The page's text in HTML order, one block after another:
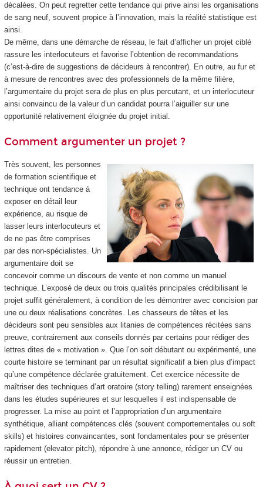
décalées. On peut regretter cette tendance qui prive ainsi les organisations
de sang neuf, souvent propice à l’innovation, mais la réalité statistique est
ainsi.
De même, dans une démarche de réseau, le fait d’afficher un projet ciblé
rassure les interlocuteurs et favorise l’obtention de recommandations
(c’est-à-dire de suggestions de décideurs à rencontrer). En outre, au fur et
à mesure de rencontres avec des professionnels de la même filière,
l’argumentaire du projet sera de plus en plus percutant, et un interlocuteur
ainsi convaincu de la valeur d’un candidat pourra l’aiguiller sur une
opportunité relativement éloignée du projet initial.
Comment argumenter un projet ?
Très souvent, les personnes
de formation scientifique et
technique ont tendance à
exposer en détail leur
expérience, au risque de
lasser leurs interlocuteurs et
de ne pas être comprises
par des non-spécialistes. Un
argumentaire doit se
concevoir comme un discours de vente et non comme un manuel
technique. L’exposé de deux ou trois qualités principales crédibilisant le
projet suffit généralement, à condition de les démontrer avec concision par
une ou deux réalisations concrètes. Les chasseurs de têtes et les
décideurs sont peu sensibles aux litanies de compétences récitées sans
preuve, contrairement aux conseils donnés par certains pour rédiger des
lettres dites de « motivation ». Que l’on soit débutant ou expérimenté, une
courte histoire se terminant par un résultat significatif a bien plus d’impact
qu’une compétence déclarée gratuitement. Cet exercice nécessite de
maîtriser des techniques d’art oratoire (story telling) rarement enseignées
dans les études supérieures et sur lesquelles il est indispensable de
progresser. La mise au point et l’appropriation d’un argumentaire
synthétique, alliant compétences clés (souvent comportementales ou soft
skills) et histoires convaincantes, sont fondamentales pour se présenter
rapidement (elevator pitch), répondre à une annonce, rédiger un CV ou
réussir un entretien.